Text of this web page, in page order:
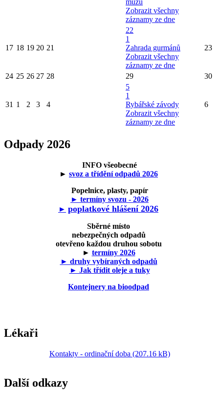
mužů
Zobrazit všechny
záznamy ze dne
17 18 19 20 21
22
1
Zahrada gurmánů
Zobrazit všechny
záznamy ze dne
23
24 25 26 27 28 29 30
31 1 2 3 4
5
1
Rybářské závody
Zobrazit všechny
záznamy ze dne
6
Odpady 2026
INFO všeobecné
► svoz a třídění odpadů 2026
Popelnice, plasty, papír
► termíny svozu - 2026
► poplatkové hlášení 2026
Sběrné místo
nebezpečných odpadů
otevřeno každou druhou sobotu
► termíny 2026
► druhy vybíraných odpadů
► Jak třídit oleje a tuky
Kontejnery na bioodpad
Lékaři
Kontakty - ordinační doba (207.16 kB)
Další odkazy